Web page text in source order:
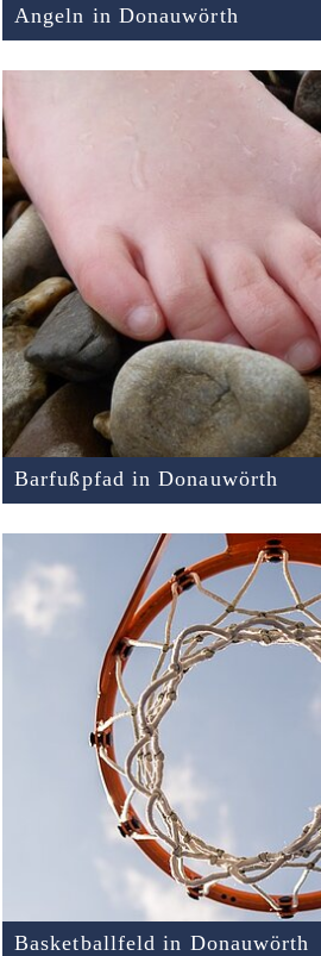
Angeln in Donauwörth
Barfußpfad in Donauwörth
Basketballfeld in Donauwörth